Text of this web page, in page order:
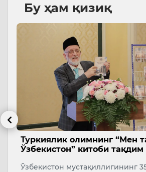
Бу ҳам қизиқ
Туркиялик олимнинг “Мен
Ўзбекистон” китоби тақдим
Ўзбекистон мустақиллигининг